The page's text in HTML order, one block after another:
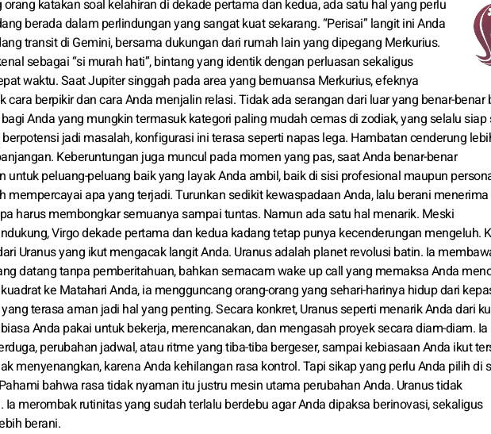
katakan soal kelahiran di dekade pertama dan kedua, ada satu hal yang perlu
berada dalam perlindungan yang sangat kuat sekarang. “Perisai” langit ini Anda
transit di Gemini, bersama dukungan dari rumah lain yang dipegang Merkurius.
sebagai “si murah hati”, bintang yang identik dengan perluasan sekaligus
waktu. Saat Jupiter singgah pada area yang bernuansa Merkurius, efeknya
cara berpikir dan cara Anda menjalin relasi. Tidak ada serangan dari luar yang benar-benar
Anda yang mungkin termasuk kategori paling mudah cemas di zodiak, yang selalu siap
jadi masalah, konfigurasi ini terasa seperti napas lega. Hambatan cenderung
Keberuntungan juga muncul pada momen yang pas, saat Anda benar-benar
untuk peluang-peluang baik yang layak Anda ambil, baik di sisi profesional maupun
mempercayai apa yang terjadi. Turunkan sedikit kewaspadaan Anda, lalu berani menerima
harus membongkar semuanya sampai tuntas. Namun ada satu hal menarik. Meski
Virgo dekade pertama dan kedua kadang tetap punya kecenderungan mengeluh.
Uranus yang ikut mengacak langit Anda. Uranus adalah planet revolusi batin. Ia
datang tanpa pemberitahuan, bahkan semacam wake up call yang memaksa Anda
ke Matahari Anda, ia mengguncang orang-orang yang sehari-harinya hidup dari
terasa aman jadi hal yang penting. Secara konkret, Uranus seperti menarik Anda dari
Anda pakai untuk bekerja, merencanakan, dan mengasah proyek secara diam-diam. Ia
perubahan jadwal, atau ritme yang tiba-tiba bergeser, sampai kebiasaan Anda ikut
menyenangkan, karena Anda kehilangan rasa kontrol. Tapi sikap yang perlu Anda pilih di
bahwa rasa tidak nyaman itu justru mesin utama perubahan Anda. Uranus tidak
merombak rutinitas yang sudah terlalu berdebu agar Anda dipaksa berinovasi, sekaligus
berani.